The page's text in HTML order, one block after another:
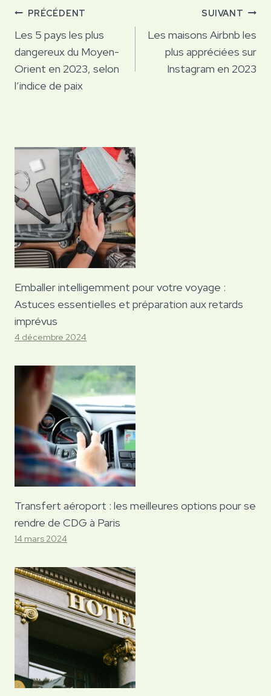
Navigation
de
l’article
PRÉCÉDENT
Les 5 pays les plus
dangereux du Moyen-
Orient en 2023, selon
l’indice de paix
SUIVANT
Les maisons Airbnb les
plus appréciées sur
Instagram en 2023
Emballer intelligemment pour votre voyage :
Astuces essentielles et préparation aux retards
imprévus
4 décembre 2024
Transfert aéroport : les meilleures options pour se
rendre de CDG à Paris
14 mars 2024